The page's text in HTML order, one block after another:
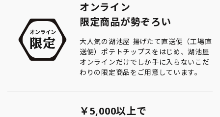
オンライン
限定商品が勢ぞろい
大人気の湖池屋 揚げたて直送便（工場直
送便）ポテトチップスをはじめ、湖池屋
オンラインだけでしか手に入らないこだ
わりの限定商品をご用意しています。
￥5,000以上で